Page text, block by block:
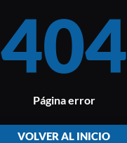
404
Página error
VOLVER AL INICIO